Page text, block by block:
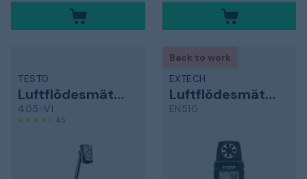
TESTO
Luftflödesmätare
405-V1
4,5
Back to work
EXTECH
Luftflödesmätare
EN510